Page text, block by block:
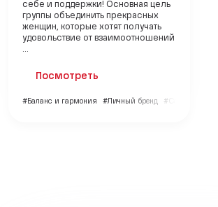
себе и поддержки! Основная цель
группы объединить прекрасных
женщин, которые хотят получать
удовольствие от взаимоотношений
...
Посмотреть
#Баланс и гармония #Личный бренд #Саморазвитие